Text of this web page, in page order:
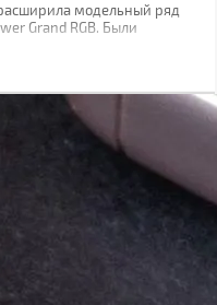
модельный ряд
Grand RGB. Были